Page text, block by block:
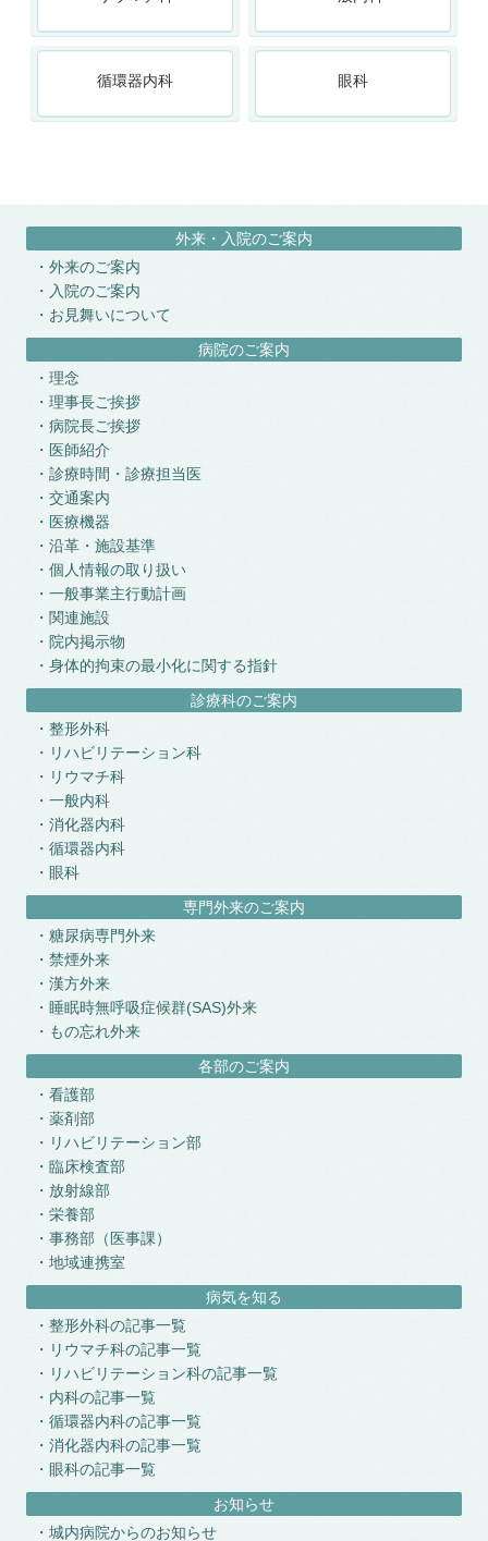
循環器内科 眼科
外来・入院のご案内
外来のご案内
入院のご案内
お見舞いについて
病院のご案内
理念
理事長ご挨拶
病院長ご挨拶
医師紹介
診療時間・診療担当医
交通案内
医療機器
沿革・施設基準
個人情報の取り扱い
一般事業主行動計画
関連施設
院内掲示物
身体的拘束の最小化に関する指針
診療科のご案内
整形外科
リハビリテーション科
リウマチ科
一般内科
消化器内科
循環器内科
眼科
専門外来のご案内
糖尿病専門外来
禁煙外来
漢方外来
睡眠時無呼吸症候群(SAS)外来
もの忘れ外来
各部のご案内
看護部
薬剤部
リハビリテーション部
臨床検査部
放射線部
栄養部
事務部（医事課）
地域連携室
病気を知る
整形外科の記事一覧
リウマチ科の記事一覧
リハビリテーション科の記事一覧
内科の記事一覧
循環器内科の記事一覧
消化器内科の記事一覧
眼科の記事一覧
お知らせ
城内病院からのお知らせ